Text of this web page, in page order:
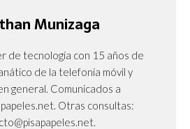
Munizaga
de tecnología con 15 años de
de la telefonía móvil y
general. Comunicados a
Otras consultas: